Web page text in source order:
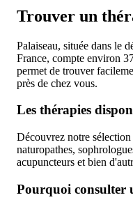
Trouver un
Palaiseau, située dans le
France, compte environ
permet de trouver
près de chez vous.
Les thérapies
Découvrez notre sélection
naturopathes,
acupuncteurs et bien
Pourquoi consulter